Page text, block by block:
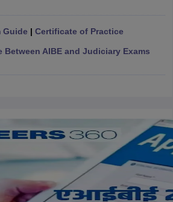
MH CET LawLaw Colleges In India
Guide | Certificate of Practice
Between AIBE and Judiciary Exams